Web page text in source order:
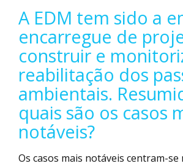
A EDM tem sido a
encarregue de
construir e
reabilitação dos
ambientais.
quais são os casos
notáveis?
Os casos mais notáveis centram-se